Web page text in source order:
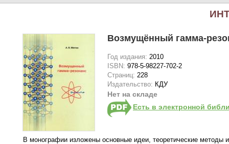
Возмущённый гамма-
Год издания: 2010
ISBN: 978-5-98227-702-2
Страниц: 228
Издательство: КДУ
Нет на складе
Есть в электронной
В монографии изложены основные идеи, теоретические